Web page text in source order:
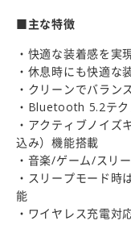
■主な特徴
・快適な装着感を実
・休息時にも快適な
・クリーンでバラン
・Bluetooth 5.2テ
・アクティブノイズ
込み）機能搭載
・音楽/ゲーム/スリ
・スリープモード
能
・ワイヤレス充電対